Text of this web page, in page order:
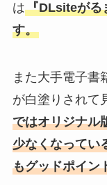
は『DLsiteがる
す。
また大手電子書
が白塗りされて
ではオリジナル
少なくなってい
もグッドポイン